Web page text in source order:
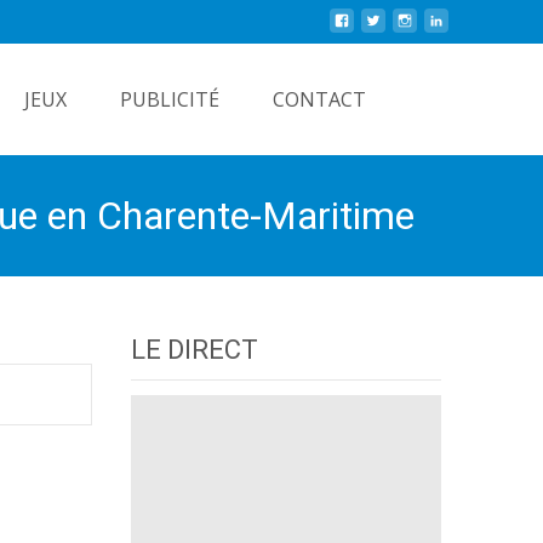
JEUX PUBLICITÉ CONTACT
en Charente-Maritime
LE DIRECT